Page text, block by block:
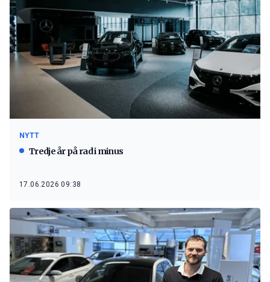
NYTT
Tredje år på rad i minus
17.06.2026 09:38